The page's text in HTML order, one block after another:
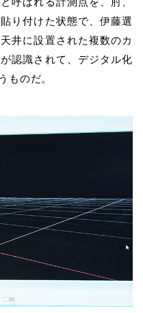
り付けた状態で、伊藤選
井に設置された複数のカ
認識されて、デジタル化
ものだ。